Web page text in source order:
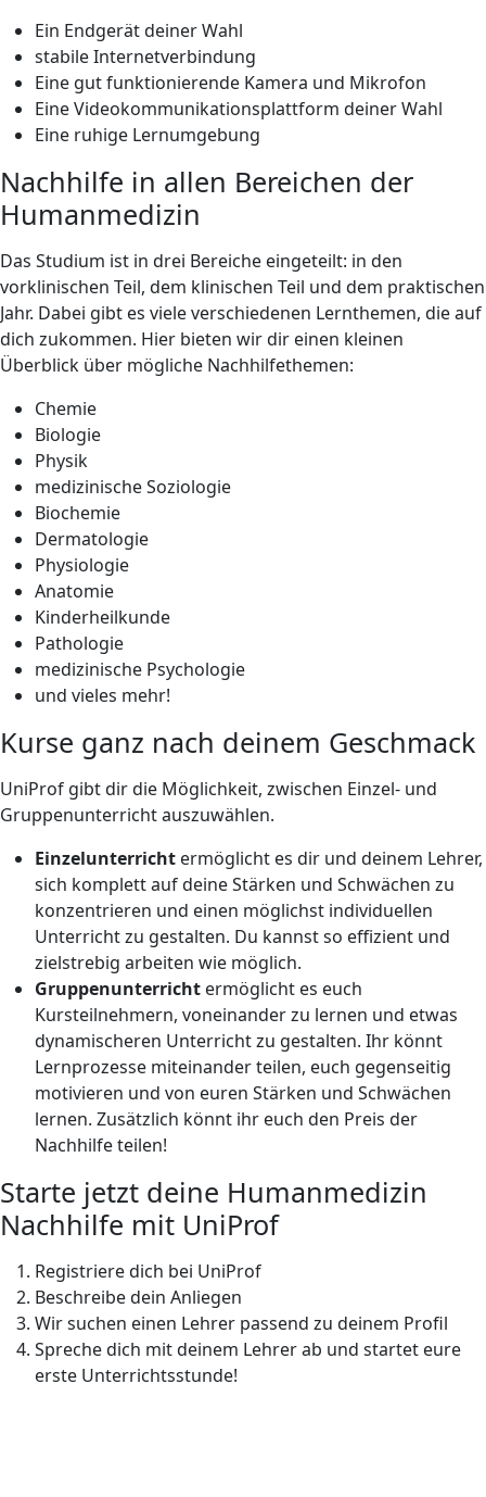
Ein Endgerät deiner Wahl
stabile Internetverbindung
Eine gut funktionierende Kamera und Mikrofon
Eine Videokommunikationsplattform deiner Wahl
Eine ruhige Lernumgebung
Nachhilfe in allen Bereichen der
Humanmedizin
Das Studium ist in drei Bereiche eingeteilt: in den
vorklinischen Teil, dem klinischen Teil und dem praktischen
Jahr. Dabei gibt es viele verschiedenen Lernthemen, die auf
dich zukommen. Hier bieten wir dir einen kleinen
Überblick über mögliche Nachhilfethemen:
Chemie
Biologie
Physik
medizinische Soziologie
Biochemie
Dermatologie
Physiologie
Anatomie
Kinderheilkunde
Pathologie
medizinische Psychologie
und vieles mehr!
Kurse ganz nach deinem Geschmack
UniProf gibt dir die Möglichkeit, zwischen Einzel- und
Gruppenunterricht auszuwählen.
Einzelunterricht ermöglicht es dir und deinem Lehrer,
sich komplett auf deine Stärken und Schwächen zu
konzentrieren und einen möglichst individuellen
Unterricht zu gestalten. Du kannst so effizient und
zielstrebig arbeiten wie möglich.
Gruppenunterricht ermöglicht es euch
Kursteilnehmern, voneinander zu lernen und etwas
dynamischeren Unterricht zu gestalten. Ihr könnt
Lernprozesse miteinander teilen, euch gegenseitig
motivieren und von euren Stärken und Schwächen
lernen. Zusätzlich könnt ihr euch den Preis der
Nachhilfe teilen!
Starte jetzt deine Humanmedizin
Nachhilfe mit UniProf
Registriere dich bei UniProf
Beschreibe dein Anliegen
Wir suchen einen Lehrer passend zu deinem Profil
Spreche dich mit deinem Lehrer ab und startet eure
erste Unterrichtsstunde!